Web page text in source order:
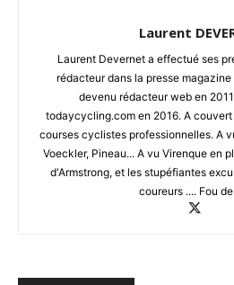
Laurent
Laurent Devernet a effectué ses
rédacteur dans la presse
devenu rédacteur web en
todaycycling.com en 2016. A
courses cyclistes professionnelles. A
Voeckler, Pineau... A vu Virenque en
d'Armstrong, et les stupéfiantes
coureurs .... Fou